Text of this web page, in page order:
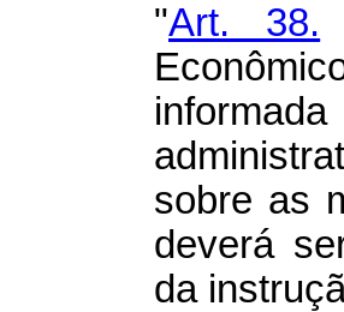
"Art. 38.
sobre as
deverá
da